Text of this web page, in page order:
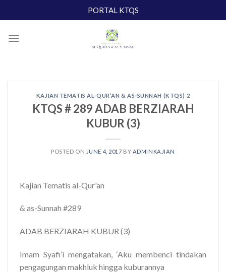
to
PORTAL KTQS
KAJIAN TEMATIS AL-QUR’AN & AS-SUNNAH (KTQS) 2
KTQS # 289 ADAB BERZIARAH
KUBUR (3)
POSTED ON JUNE 4, 2017 BY ADMINKAJIAN
Kajian Tematis al-Qur'an
& as-Sunnah #289
ADAB BERZIARAH KUBUR (3)
Imam Syafi’i mengatakan, ‘Aku membenci tindakan
pengagungan makhluk hingga kuburannya